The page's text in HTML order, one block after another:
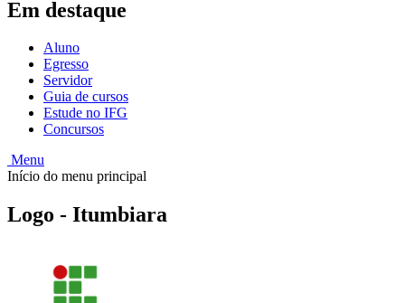
Em destaque
Aluno
Egresso
Servidor
Guia de cursos
Estude no IFG
Concursos
Menu
Início do menu principal
Logo - Itumbiara